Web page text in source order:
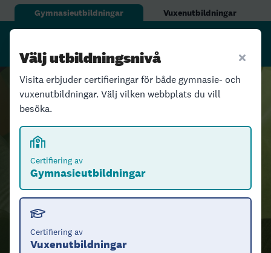
Gymnasieutbildningar Vuxenutbildningar
Välj utbildningsnivå
Visita erbjuder certifieringar för både gymnasie- och
vuxenutbildningar. Välj vilken webbplats du vill
besöka.
Certifiering av
Gymnasieutbildningar
Certifiering av
Vuxenutbildningar
Tillsammans lägger vi
grunden för
framtidens
besöksnäring